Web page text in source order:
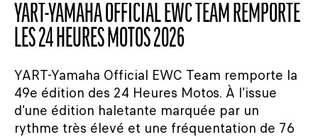
YART-YAMAHA OFFICIAL EWC TEAM REMPORTE
LES 24 HEURES MOTOS 2026
YART-Yamaha Official EWC Team remporte la
49e édition des 24 Heures Motos. À l’issue
d’une édition haletante marquée par un
rythme très élevé et une fréquentation de 76